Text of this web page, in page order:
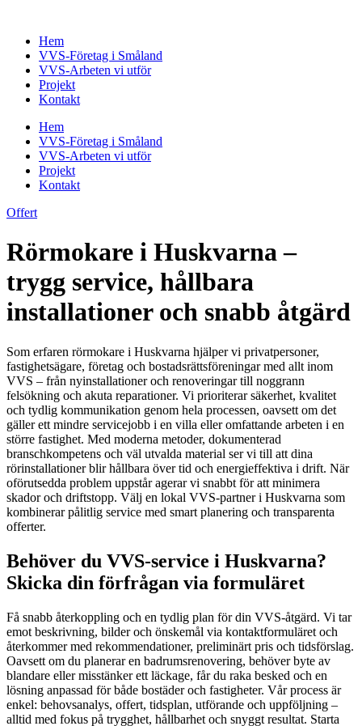
contentHem
VVS-Företag i Småland
VVS-Arbeten vi utför
Projekt
Kontakt
Hem
VVS-Företag i Småland
VVS-Arbeten vi utför
Projekt
Kontakt
Offert
Rörmokare i Huskvarna –
trygg service, hållbara
installationer och snabb åtgärd
Som erfaren rörmokare i Huskvarna hjälper vi privatpersoner,
fastighetsägare, företag och bostadsrättsföreningar med allt inom
VVS – från nyinstallationer och renoveringar till noggrann
felsökning och akuta reparationer. Vi prioriterar säkerhet, kvalitet
och tydlig kommunikation genom hela processen, oavsett om det
gäller ett mindre servicejobb i en villa eller omfattande arbeten i en
större fastighet. Med moderna metoder, dokumenterad
branschkompetens och väl utvalda material ser vi till att dina
rörinstallationer blir hållbara över tid och energieffektiva i drift. När
oförutsedda problem uppstår agerar vi snabbt för att minimera
skador och driftstopp. Välj en lokal VVS-partner i Huskvarna som
kombinerar pålitlig service med smart planering och transparenta
offerter.
Behöver du VVS-service i Huskvarna?
Skicka din förfrågan via formuläret
Få snabb återkoppling och en tydlig plan för din VVS-åtgärd. Vi tar
emot beskrivning, bilder och önskemål via kontaktformuläret och
återkommer med rekommendationer, preliminärt pris och tidsförslag.
Oavsett om du planerar en badrumsrenovering, behöver byte av
blandare eller misstänker ett läckage, får du raka besked och en
lösning anpassad för både bostäder och fastigheter. Vår process är
enkel: behovsanalys, offert, tidsplan, utförande och uppföljning –
alltid med fokus på trygghet, hållbarhet och snyggt resultat. Starta